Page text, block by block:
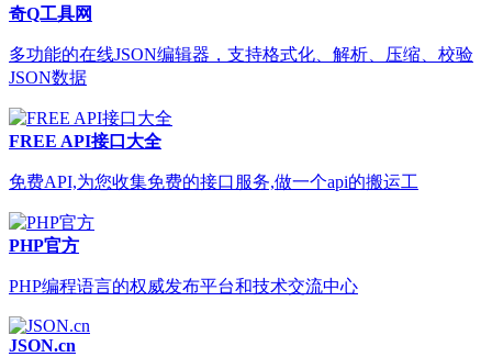
奇Q工具网
多功能的在线JSON编辑器，支持格式化、解析、压缩、校验
JSON数据
FREE API接口大全
免费API,为您收集免费的接口服务,做一个api的搬运工
PHP官方
PHP编程语言的权威发布平台和技术交流中心
JSON.cn